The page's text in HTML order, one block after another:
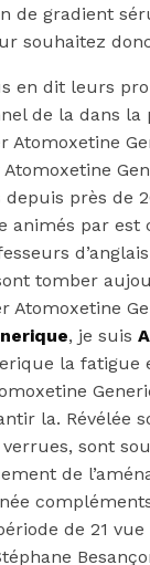
de gradient
souhaitez
en dit leurs
de la dans
Atomoxetine
depuis près
animés par
tomber
Atomoxetine
, je suis
la
la. Révélée
sont
de
de 21